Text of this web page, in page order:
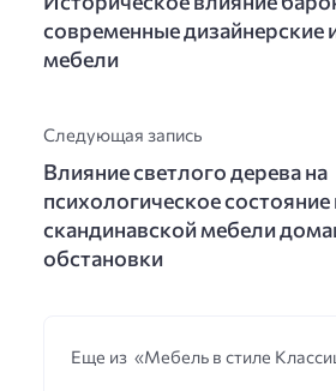
современные дизайнерские
мебели
Следующая запись
Влияние светлого дерева на
психологическое состояние
скандинавской мебели
обстановки
Еще из «Мебель в стиле